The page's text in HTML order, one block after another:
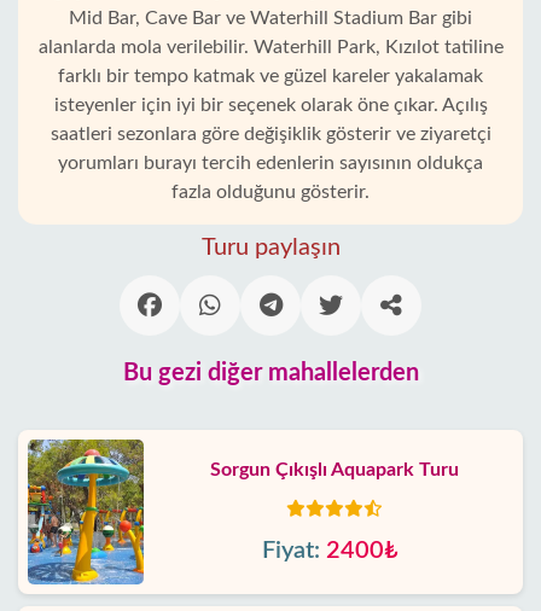
Mid Bar, Cave Bar ve Waterhill Stadium Bar gibi
alanlarda mola verilebilir. Waterhill Park, Kızılot tatiline
farklı bir tempo katmak ve güzel kareler yakalamak
isteyenler için iyi bir seçenek olarak öne çıkar. Açılış
saatleri sezonlara göre değişiklik gösterir ve ziyaretçi
yorumları burayı tercih edenlerin sayısının oldukça
fazla olduğunu gösterir.
Turu paylaşın
Bu gezi diğer mahallelerden
Sorgun Çıkışlı Aquapark Turu
Fiyat: 2400₺